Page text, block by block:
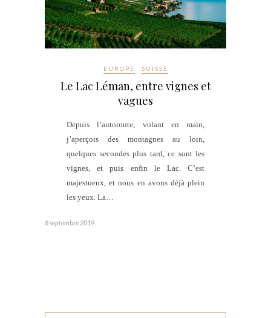
EUROPE SUISSE
Le Lac Léman, entre vignes et
vagues
Depuis l’autoroute, volant en main,
j’aperçois des montagnes au loin,
quelques secondes plus tard, ce sont les
vignes, et puis enfin le Lac. C’est
majestueux, et nous en avons déjà plein
les yeux. La…
8 septembre 2019